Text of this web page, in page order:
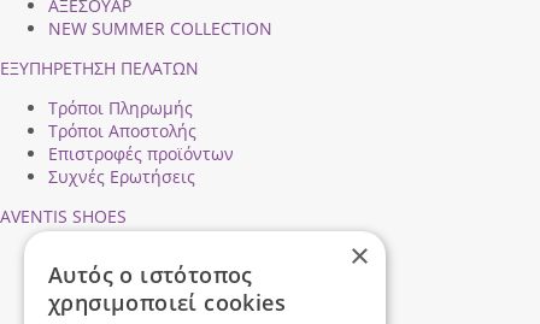
ΑΞΕΣΟΥΑΡ
NEW SUMMER COLLECTION
ΕΞΥΠΗΡΕΤΗΣΗ ΠΕΛΑΤΩΝ
Τρόποι Πληρωμής
Τρόποι Αποστολής
Επιστροφές προϊόντων
Συχνές Ερωτήσεις
AVENTIS SHOES
Ασφάλεια Συναλλαγών
Προσωπικά Δεδομένα
×
Αυτός ο ιστότοπος
χρησιμοποιεί cookies